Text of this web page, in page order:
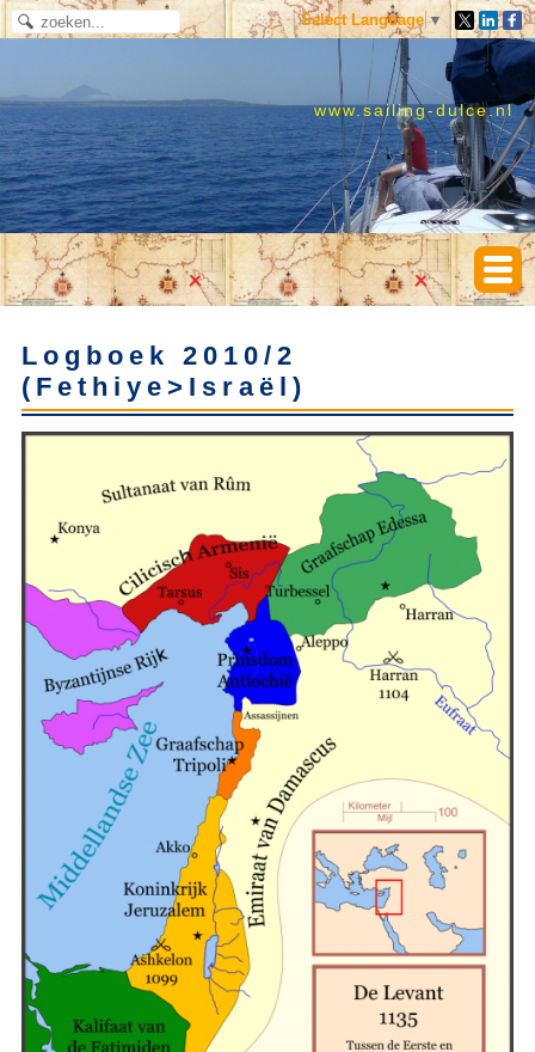
Select Language ▼
www.sailing-dulce.nl
Logboek 2010/2
(Fethiye>Israël)